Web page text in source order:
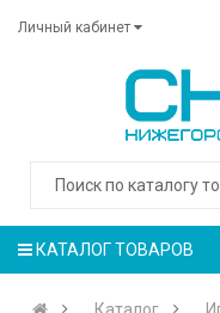
Личный кабинет
КАТАЛОГ ТОВАРОВ